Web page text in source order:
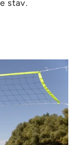
stav.